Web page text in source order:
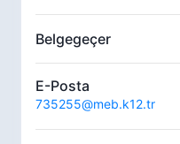
Belgegeçer
E-Posta
735255@meb.k12.tr